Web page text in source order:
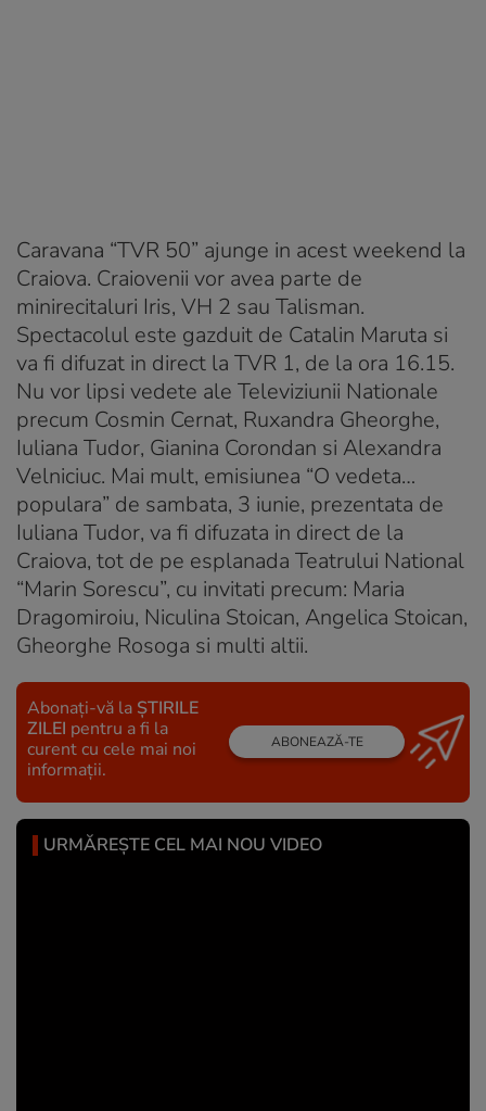
Caravana “TVR 50” ajunge in acest weekend la
Craiova. Craiovenii vor avea parte de
minirecitaluri Iris, VH 2 sau Talisman.
Spectacolul este gazduit de Catalin Maruta si
va fi difuzat in direct la TVR 1, de la ora 16.15.
Nu vor lipsi vedete ale Televiziunii Nationale
precum Cosmin Cernat, Ruxandra Gheorghe,
Iuliana Tudor, Gianina Corondan si Alexandra
Velniciuc. Mai mult, emisiunea “O vedeta…
populara” de sambata, 3 iunie, prezentata de
Iuliana Tudor, va fi difuzata in direct de la
Craiova, tot de pe esplanada Teatrului National
“Marin Sorescu”, cu invitati precum: Maria
Dragomiroiu, Niculina Stoican, Angelica Stoican,
Gheorghe Rosoga si multi altii.
Abonați-vă la ȘTIRILE
ZILEI pentru a fi la
curent cu cele mai noi
informații.
ABONEAZĂ-TE
URMĂREȘTE CEL MAI NOU VIDEO